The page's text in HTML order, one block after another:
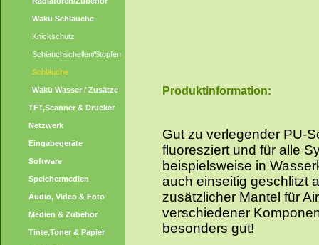
Wakü Schläuche
Knickschutz
Schlauchschellen/Stopfen
Schläuche
Wakü Wasser / Zusätze
TFT,Scanner & Drucker
Netzwerk
Eingabegeräte
Software
Speichermedien
Audio, Video & Foto
Medien & Zubehör
Tinte,Toner & Papier
Produktinformation:
Gut zu verlegender PU-
fluoresziert und für alle
beispielsweise in
auch einseitig geschlitzt
zusätzlicher Mantel für
verschiedener
besonders gut!